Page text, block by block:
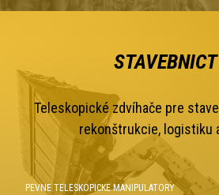
Teleskopické zdvíhače pre
rekonštrukcie, logistiku
PEVNE TELESKOPICKE MANIPULATORY